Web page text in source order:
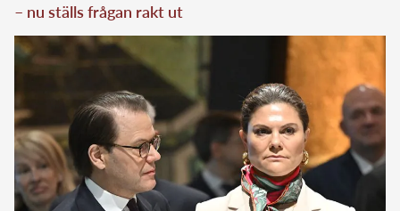
– nu ställs frågan rakt ut